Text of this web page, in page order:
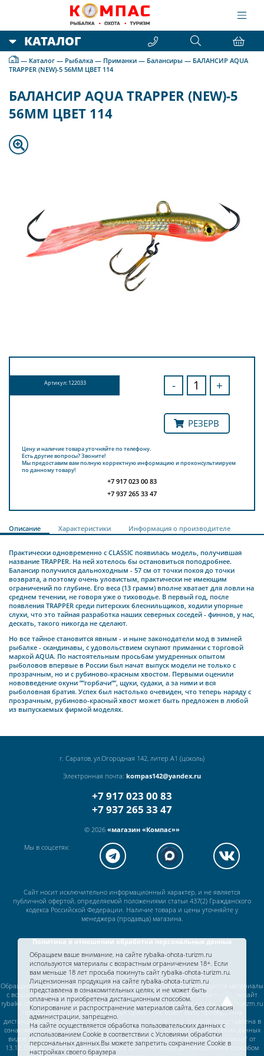
КАТАЛОГ
— Каталог — Рыбалка — Приманки — Балансиры — БАЛАНСИР AQUA
TRAPPER (NEW)-5 56MM ЦВЕТ 114
БАЛАНСИР AQUA TRAPPER (NEW)-5
56MM ЦВЕТ 114
Артикул: 122033 - +
РЕЗЕРВ
Цену и наличие товара уточняйте по телефону.
Есть другие вопросы? Звоните!
Мы предоставим вам полную корректную информацию и проконсультиируем
по данному товару!
+7 917 023 00 83
+7 937 265 33 47
Описание Характеристики Информация о производителе
Практически одновременно с CLASSIC появилась модель, получившая
название TRAPPER. На ней хотелось бы остановиться поподробнее.
Балансир получился дальноходным - 57 см от точки покоя до точки
возврата, а поэтому очень уловистым, практически не имеющим
ограничений по глубине. Его веса (13 грамм) вполне хватает для ловли на
среднем течении, не говоря уже о тиховодье. В первый год, после
появления TRAPPER среди питерских блеснильщиков, ходили упорные
слухи, что это тайная разработка наших северных соседей - финнов, у нас,
дескать, такого никогда не сделают.
Но все тайное становится явным - и ныне законодатели мод в зимней
рыбалке - скандинавы, с удовольствием скупают приманки с торговой
маркой AQUA. По настоятельным просьбам умудренных опытом
рыболовов впервые в России был начат выпуск модели не только с
прозрачным, но и с рубиново-красным хвостом. Первыми оценили
нововведение окуни ””горбачи””, щуки, судаки, а за ними и вся
рыболовная братия. Успех был настолько очевиден, что теперь наряду с
прозрачным, рубиново-красный хвост может быть предложен в любой
из выпускаемых фирмой моделях.
г. Саратов, ул.Огородная 142, литер А1 (цоколь)
Электронная почта: kompas142@yandex.ru
+7 917 023 00 83
+7 937 265 33 47
© 2026 «магазин «Компас»»
Мы в соцсетях:
Сайт носит исключительно информационный характер, и не является
публичной офертой, определяемой положениями статьи 437(2) Гражданского
кодекса Российской Федерации. Наличие товара и цены уточняйте у
менеджера (продавца) магазина.
Политика в отношении обработки персональных данных
Работаем без выходных
Обращаем Ваше внимание, на сайте rybalka-ohota-turizm.ru используются материалы
с возрастным ограничением 18+. Если Вам меньше 18 лет просьба покинуть сайт
rybalka-ohota-turizm.ru. Вся лицензионная продукция на сайте rybalka-ohota-turizm.ru
представлена в ознакомительных целях, и не может быть приобретена
дистанционным способом. Информация о наличии и цене товаров представлена в
ознакомительных целях для лиц достигших 18 лет. Правила приобретения данных
видов товаров строго регламентированы Федеральным законом "Об оружии" от
13.12.1996 N 150-ФЗ. Оплата и доставка данного товара дистанционным способом
Обращаем ваше внимание, на сайте rybalka-ohota-turizm.ru
используются материалы с возрастным ограничением 18+. Если
вам меньше 18 лет просьба покинуть сайт rybalka-ohota-turizm.ru.
Лицензионная продукция на сайте rybalka-ohota-turizm.ru
представлена в ознакомительных целях, и не может быть
оплачена и приобретена дистанционным способом.
Копирование и распространение материалов сайта, без согласия
администрации, запрещено.
На сайте осуществляется обработка пользовательских данных с
использованием Cookie в соответствии c Условиями обработки
персональных данных.Вы можете запретить сохранение Cookie в
настройках своего браузера